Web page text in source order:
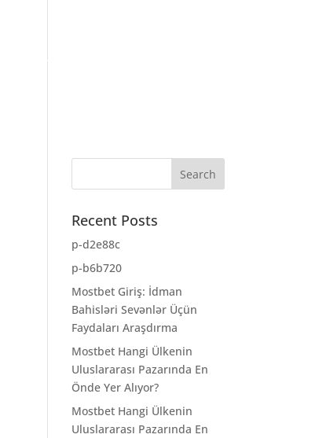
CONTACT US
Recent Posts
p-d2e88c
p-b6b720
Mostbet Giriş: İdman
Bahisləri Sevənlər Üçün
Faydaları Araşdırma
Mostbet Hangi Ülkenin
Uluslararası Pazarında En
Önde Yer Alıyor?
Mostbet Hangi Ülkenin
Uluslararası Pazarında En